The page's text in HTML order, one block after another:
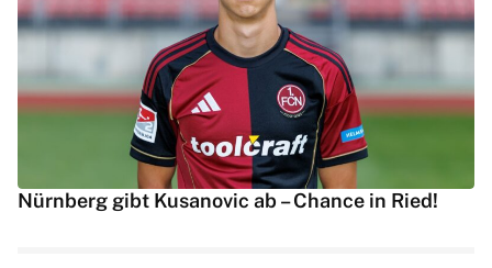
Nürnberg gibt Kusanovic ab – Chance in Ried!